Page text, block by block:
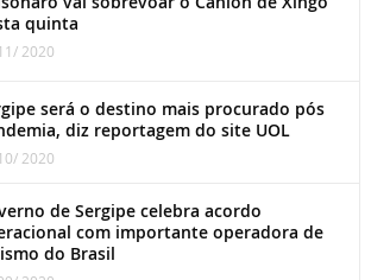
quinta
2020
será o destino mais procurado pós
diz reportagem do site UOL
2020
de Sergipe celebra acordo
com importante operadora de
do Brasil